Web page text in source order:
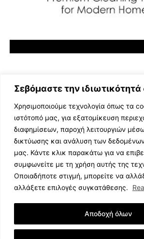
Σεβόμαστε την ιδιωτικότητά
Χρησιμοποιούμε τεχνολογία όπως τα
ιστότοπό μας, για εξατομίκευση
διαφημίσεων, παροχή λειτουργιών
δικτύωσης και ανάλυση των
μας. Κάντε κλικ παρακάτω για να
συμφωνείτε με τη χρήση αυτής της
Οποιαδήποτε στιγμή, μπορείτε να
αλλάξετε επιλογές συγκατάθεσης.
Αποδοχή όλων
ΕΛΛΗΝΙΚΗ ΜΟΥΣΙΚΗ
TV SHOWS
EVENTS
ΘΕΑΤΡΟ
ΔΙΑΓΩΝΙΣΜΟΙ
STOA CULTURA
ΣΥΝΕΝΤΕΥΞΕΙΣ